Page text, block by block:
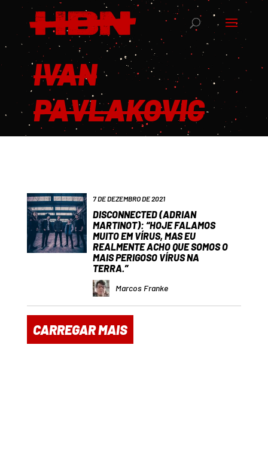
IVAN
PAVLAKOVIC
7 DE DEZEMBRO DE 2021
DISCONNECTED (ADRIAN
MARTINOT): “HOJE FALAMOS
MUITO EM VÍRUS, MAS EU
REALMENTE ACHO QUE SOMOS O
MAIS PERIGOSO VÍRUS NA
TERRA.”
Marcos Franke
CARREGAR MAIS